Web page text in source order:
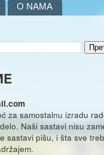
O NAMA
za samostalnu izradu
Naši sastavi nisu
sastavi pišu, i šta sve